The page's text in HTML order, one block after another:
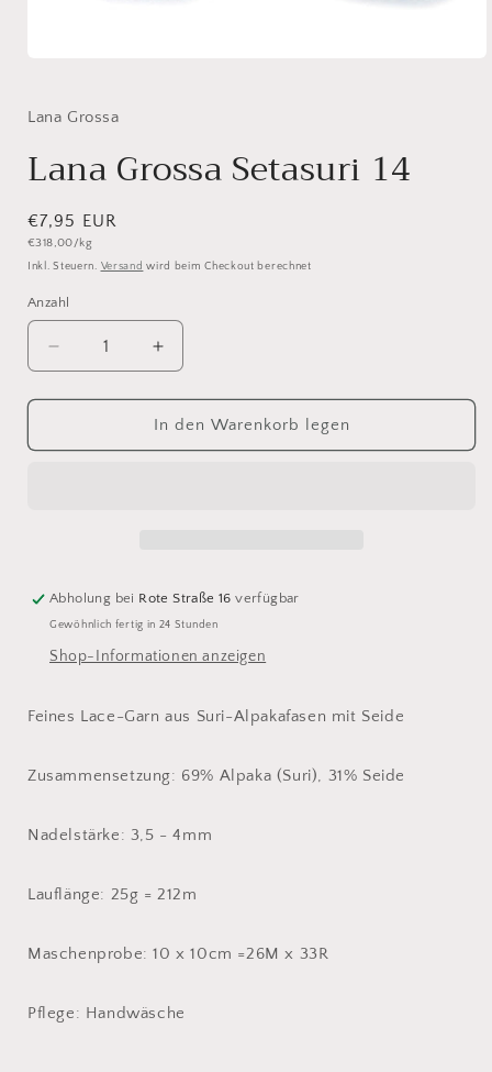
Modal
Lana Grossa
Lana Grossa Setasuri 14
Normaler
Preis
€7,95 EUR
Grundpreis
€318,00/kg
Inkl. Steuern. Versand wird beim Checkout berechnet
Anzahl
Anzahl
Verringere
die
Menge
Lana
Erhöhe
die
Menge
für
Lana
In den Warenkorb legen
Abholung bei Rote Straße 16 verfügbar
Gewöhnlich fertig in 24 Stunden
Shop-Informationen anzeigen
Feines Lace-Garn aus Suri-Alpakafasen mit Seide
Zusammensetzung: 69% Alpaka (Suri), 31% Seide
Nadelstärke: 3,5 - 4mm
Lauflänge: 25g = 212m
Maschenprobe: 10 x 10cm =26M x 33R
Pflege: Handwäsche